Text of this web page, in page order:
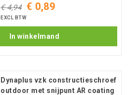
€ 4,94 € 0,89
EXCL BTW
In winkelmand
Dynaplus vzk constructieschroef
outdoor met snijpunt AR coating